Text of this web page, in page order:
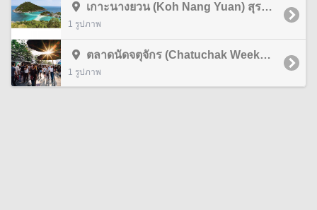
เกาะนางยวน (Koh Nang Yuan) สุราษฎร์ธานี
1 รูปภาพ
ตลาดนัดจตุจักร (Chatuchak Weekend Market) กรุงเทพมหานคร
1 รูปภาพ